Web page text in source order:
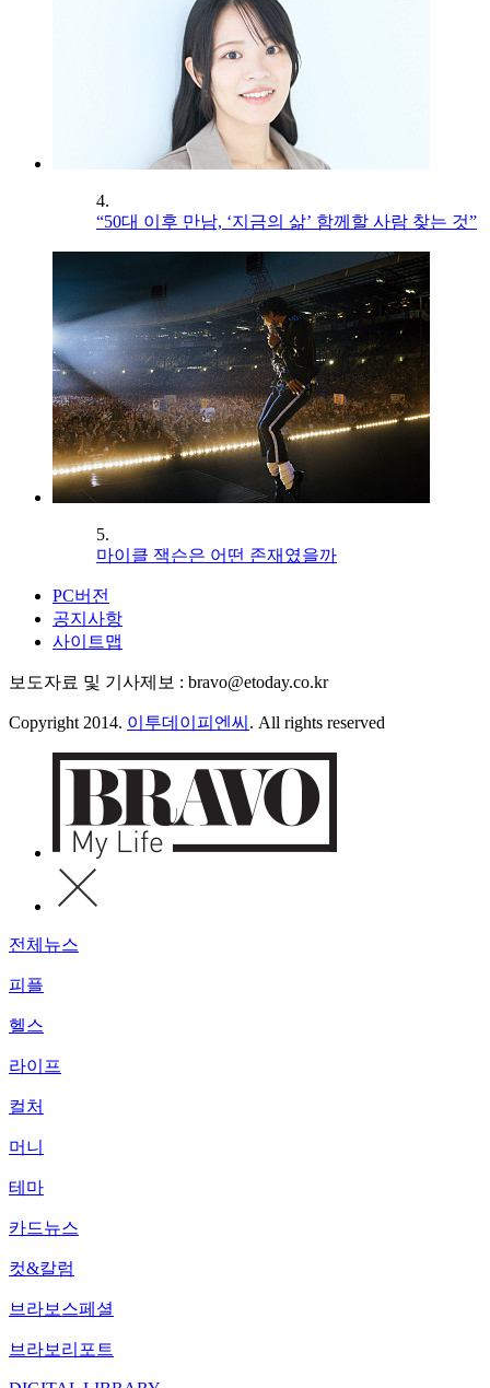
4.
“50대 이후 만남, ‘지금의 삶’ 함께할 사람 찾는 것”
5.
마이클 잭슨은 어떤 존재였을까
PC버전
공지사항
사이트맵
보도자료 및 기사제보 : bravo@etoday.co.kr
Copyright 2014. 이투데이피엔씨 . All rights reserved
전체뉴스
피플
헬스
라이프
컬처
머니
테마
카드뉴스
컷&칼럼
브라보스페셜
브라보리포트